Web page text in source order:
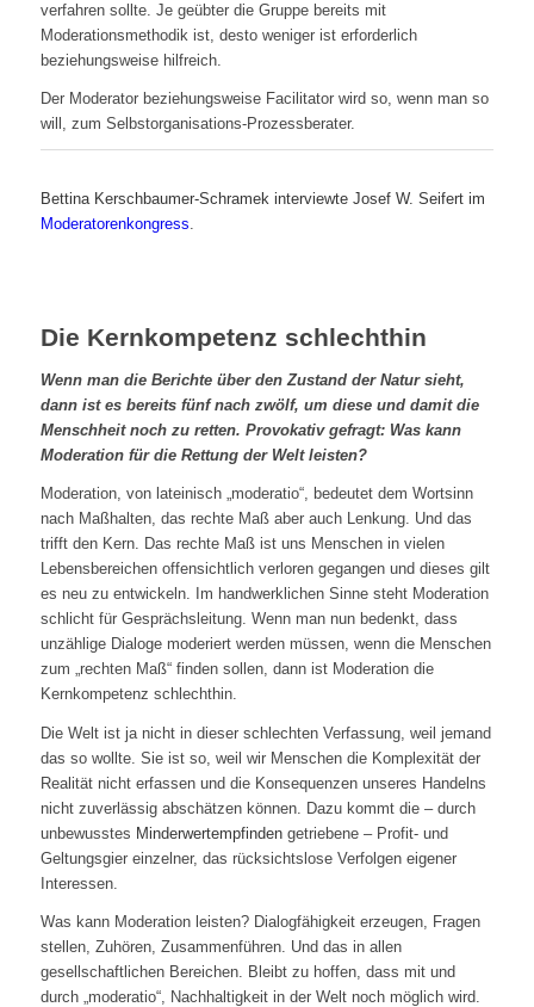
verfahren sollte. Je geübter die Gruppe bereits mit
Moderationsmethodik ist, desto weniger ist erforderlich
beziehungsweise hilfreich.
Der Moderator beziehungsweise Facilitator wird so, wenn man so
will, zum Selbstorganisations-Prozessberater.
Bettina Kerschbaumer-Schramek interviewte Josef W. Seifert im
Moderatorenkongress.
Die Kernkompetenz schlechthin
Wenn man die Berichte über den Zustand der Natur sieht,
dann ist es bereits fünf nach zwölf, um diese und damit die
Menschheit noch zu retten. Provokativ gefragt: Was kann
Moderation für die Rettung der Welt leisten?
Moderation, von lateinisch „moderatio“, bedeutet dem Wortsinn
nach Maßhalten, das rechte Maß aber auch Lenkung. Und das
trifft den Kern. Das rechte Maß ist uns Menschen in vielen
Lebensbereichen offensichtlich verl oren gegangen und dieses gilt
es neu zu entwickeln. Im handwerklichen Sinne steht Moderation
schlicht für Gesprächsleitung. Wenn man nun bedenkt, dass
unzählige Dialoge moderiert werden müssen, wenn die Menschen
zum „rechten Maß“ finden sollen, dann ist Moderation die
Kernkompetenz schlechthin.
Die Welt ist ja nicht in dieser schlechten Verfassung, weil jemand
das so wollte. Sie ist so, weil wir Menschen die Komplexität der
Realität nicht erfassen und die Konsequenzen unseres Handelns
nicht zuverlässig abschätzen können. Dazu kommt die – durch
unbewusstes Minderwertempfinden getriebene – Profit- und
Geltungsgier einzelner, das rücksichtslose Verfolgen eigener
Interessen.
Was kann Moderation leisten? Dialogfähigkeit erzeugen, Fragen
stellen, Zuhören, Zusammenführen. Und das in allen
gesellschaftlichen Bereichen. Bleibt zu hoffen, dass mit und
durch „moderatio“, Nachhaltigkeit in der Welt noch möglich wird.